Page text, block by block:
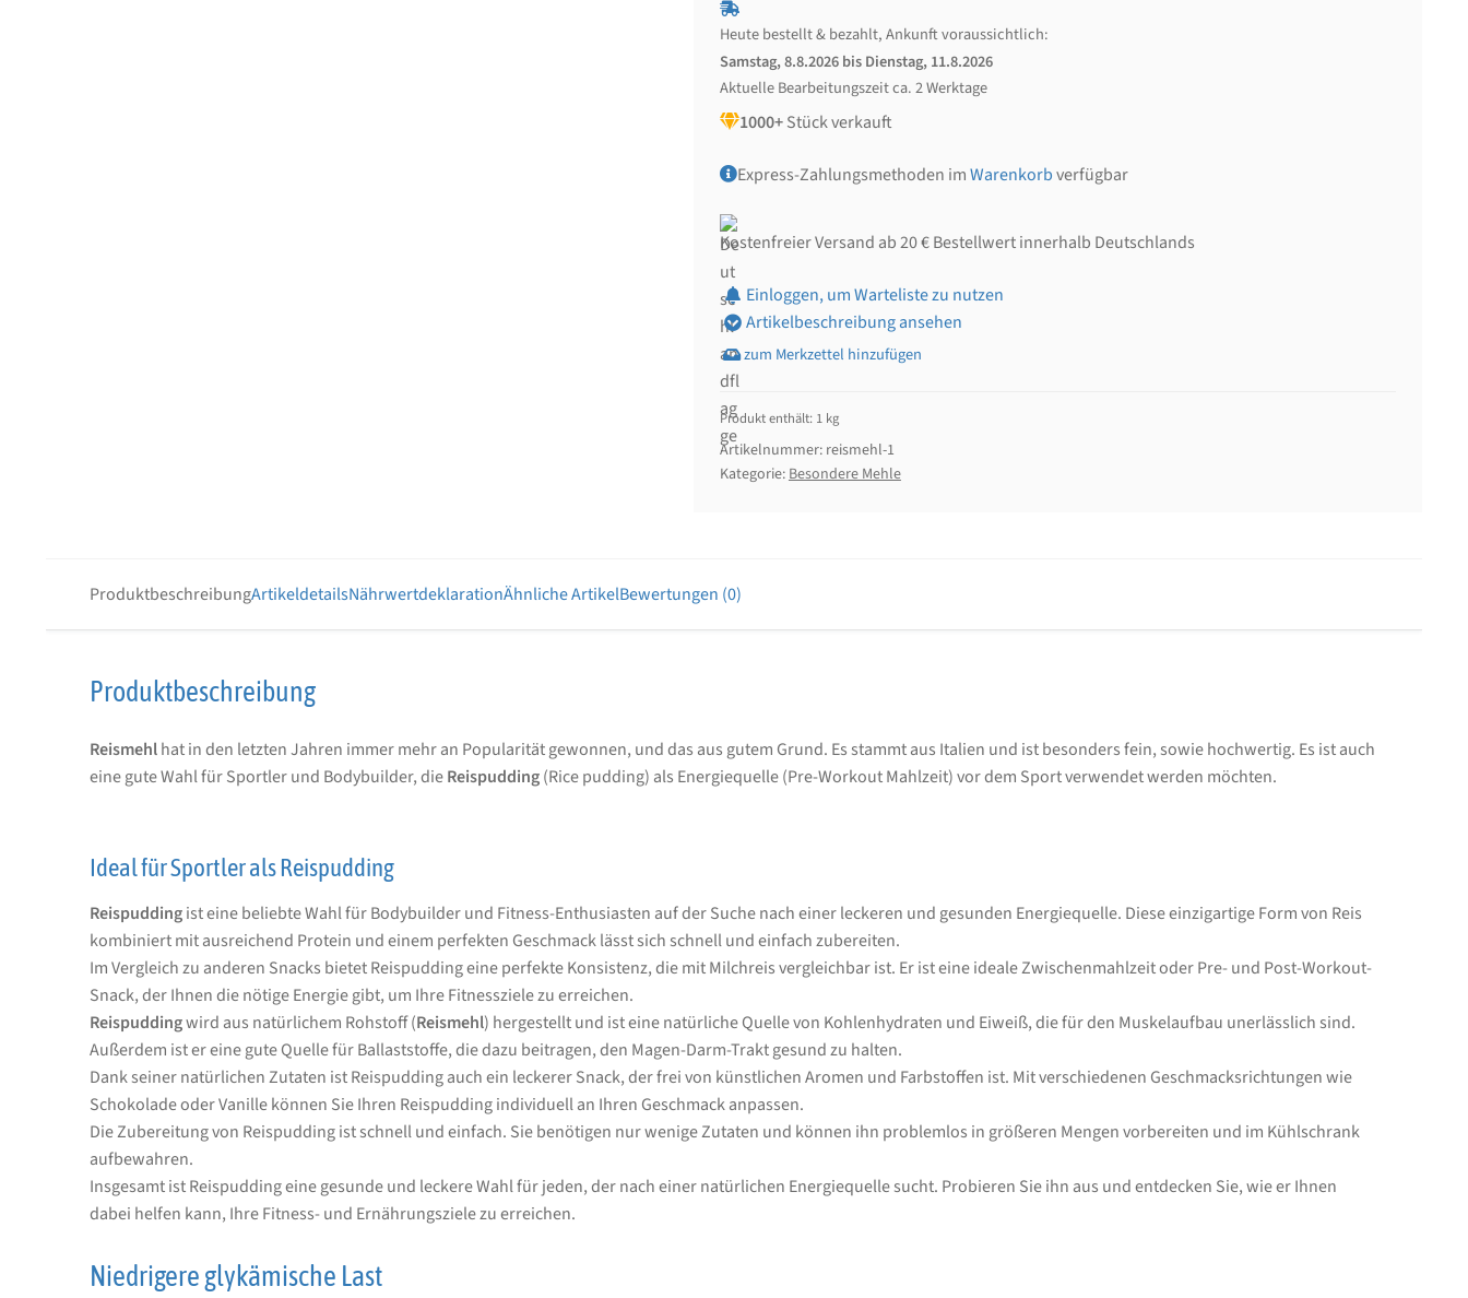
Heute bestellt & bezahlt, Ankunft voraussichtlich:
Samstag, 8.8.2026 bis Dienstag, 11.8.2026
Aktuelle Bearbeitungszeit ca. 2 Werktage
1000+Stück verkauft
Express-Zahlungsmethoden imWarenkorbverfügbar
Kostenfreier Versand ab 20 € Bestellwert innerhalb Deutschlands
Einloggen, um Warteliste zu nutzen
Artikelbeschreibung ansehen
Produkt enthält: 1 kg
Artikelnummer: reismehl-1
Kategorie:Besondere Mehle
ProduktbeschreibungArtikeldetailsNährwertdeklarationÄhnliche ArtikelBewertungen (0)
Produktbeschreibung
Reismehl
Produktbeschreibung
Reismehlhat in den letzten Jahren immer mehr an Popularität gewonnen, und das aus gutem Grund. Es stammt aus Italien und ist besonders fein, sowie hochwertig. Es ist auch
eine gute Wahl für Sportler und Bodybuilder, dieReispudding(Rice pudding) als Energiequelle (Pre-Workout Mahlzeit) vor dem Sport verwendet werden möchten.
Ideal für Sportler als Reispudding
Reispuddingist eine beliebte Wahl für Bodybuilder und Fitness-Enthusiasten auf der Suche nach einer leckeren und gesunden Energiequelle. Diese einzigartige Form von Reis
kombiniert mit ausreichend Protein und einem perfekten Geschmack lässt sich schnell und einfach zubereiten.
Im Vergleich zu anderen Snacks bietet Reispudding eine perfekte Konsistenz, die mit Milchreis vergleichbar ist. Er ist eine ideale Zwischenmahlzeit oder Pre- und Post-Workout-
Snack, der Ihnen die nötige Energie gibt, um Ihre Fitnessziele zu erreichen.
Reispuddingwird aus natürlichem Rohstoff (Reismehl) hergestellt und ist eine natürliche Quelle von Kohlenhydraten und Eiweiß, die für den Muskelaufbau unerlässlich sind.
Außerdem ist er eine gute Quelle für Ballaststoffe, die dazu beitragen, den Magen-Darm-Trakt gesund zu halten.
Dank seiner natürlichen Zutaten ist Reispudding auch ein leckerer Snack, der frei von künstlichen Aromen und Farbstoffen ist. Mit verschiedenen Geschmacksrichtungen wie
Schokolade oder Vanille können Sie Ihren Reispudding individuell an Ihren Geschmack anpassen.
Die Zubereitung von Reispudding ist schnell und einfach. Sie benötigen nur wenige Zutaten und können ihn problemlos in größeren Mengen vorbereiten und im Kühlschrank
aufbewahren.
Insgesamt ist Reispudding eine gesunde und leckere Wahl für jeden, der nach einer natürlichen Energiequelle sucht. Probieren Sie ihn aus und entdecken Sie, wie er Ihnen
dabei helfen kann, Ihre Fitness- und Ernährungsziele zu erreichen.
Niedrigere glykämische Last